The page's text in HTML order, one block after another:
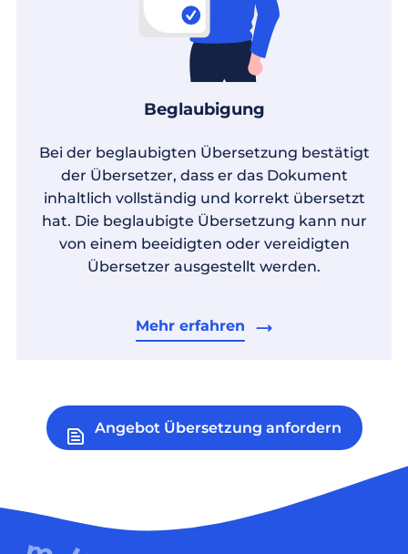
Beglaubigung
Bei der beglaubigten Übersetzung bestätigt
der Übersetzer, dass er das Dokument
inhaltlich vollständig und korrekt übersetzt
hat. Die beglaubigte Übersetzung kann nur
von einem beeidigten oder vereidigten
Übersetzer ausgestellt werden.
Mehr erfahren
Angebot Übersetzung anfordern